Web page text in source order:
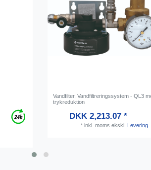
Vandfilter, Vandfiltreringssystem - QL3
trykreduktion
DKK 2,213.07 *
* inkl. moms ekskl. Levering